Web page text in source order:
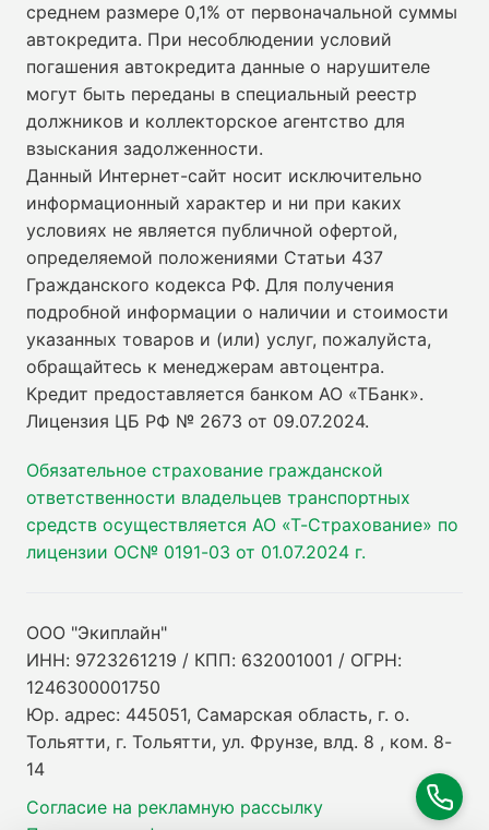
среднем размере 0,1% от первоначальной суммы
автокредита. При несоблюдении условий
погашения автокредита данные о нарушителе
могут быть переданы в специальный реестр
должников и коллекторское агентство для
взыскания задолженности.
Данный Интернет-сайт носит исключительно
информационный характер и ни при каких
условиях не является публичной офертой,
определяемой положениями Статьи 437
Гражданского кодекса РФ. Для получения
подробной информации о наличии и стоимости
указанных товаров и (или) услуг, пожалуйста,
обращайтесь к менеджерам автоцентра.
Кредит предоставляется банком АО «ТБанк».
Лицензия ЦБ РФ № 2673 от 09.07.2024.
Обязательное страхование гражданской
ответственности владельцев транспортных
средств осуществляется АО «Т-Страхование» по
лицензии ОС№ 0191-03 от 01.07.2024 г.
ООО "Экиплайн"
ИНН: 9723261219 / КПП: 632001001 / ОГРН:
1246300001750
Юр. адрес: 445051, Самарская область, г. о.
Тольятти, г. Тольятти, ул. Фрунзе, влд. 8 , ком. 8-
14
Согласие на рекламную рассылку